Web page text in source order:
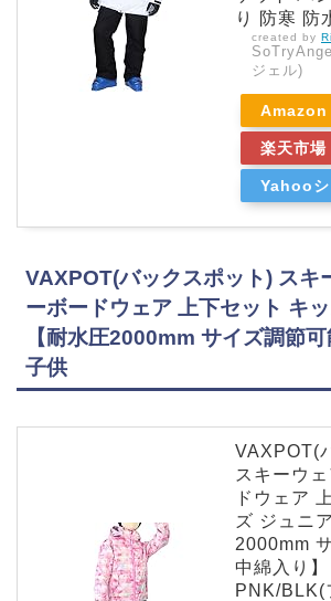
り 防寒 防
created by
ジェル)
Amazon
楽天市場
Yahoo
VAXPOT(バックスポット) スキ
ーボードウェア 上下セット キ
【耐水圧2000mm サイズ調節可
子供
VAXPOT(
スキーウ
ドウェア
ズ ジュニ
2000mm
中綿入り
PNK/BLK(